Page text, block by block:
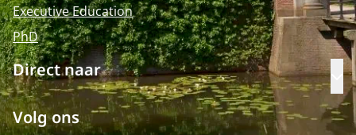
Executive Education
PhD
Direct naar
Volg ons